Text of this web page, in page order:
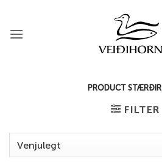
content
PRODUCT STÆRÐIR
FILTER